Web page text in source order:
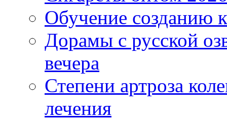
Обучение созданию
Дорамы с русской
вечера
Степени артроза
лечения